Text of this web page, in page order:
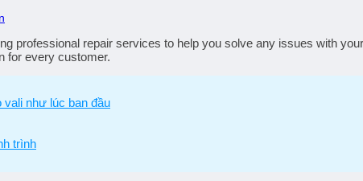
professional repair services to help you solve any issues with
for every customer.
vali như lúc ban đầu
trình